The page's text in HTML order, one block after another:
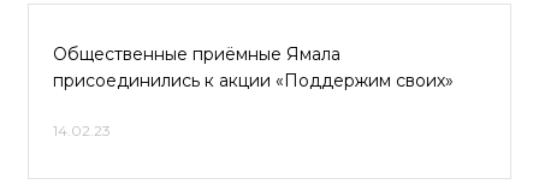
Общественные приёмные Ямала
присоединились к акции «Поддержим своих»
14.02.23